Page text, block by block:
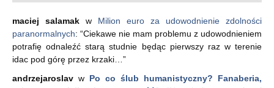
maciej salamak w Milion euro za udowodnienie zdolności
paranormalnych: “Ciekawe nie mam problemu z udowodnieniem
potrafię odnaleźć starą studnie będąc pierwszy raz w terenie
idac pod górę przez krzaki…”
andrzejaroslav w Po co ślub humanistyczny? Fanaberia,